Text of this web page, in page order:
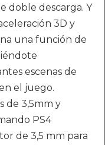
doble descarga. Y
3D y
una función de
escenas de
el juego.
de 3,5mm y
PS4
de 3,5 mm para